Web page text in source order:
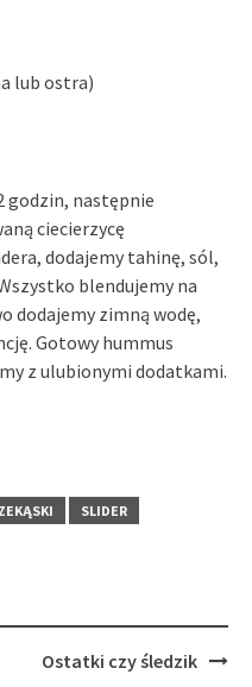
lub ostra)
godzin, następnie
ciecierzycę
dodajemy tahinę, sól,
blendujemy na
dodajemy zimną wodę,
Gotowy hummus
z ulubionymi dodatkami.
SLIDER
Ostatki czy śledzik